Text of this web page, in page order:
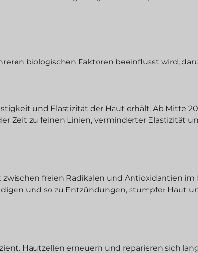
biologischen Faktoren beeinflusst wird,
und Elastizität der Haut erhält. Ab Mitte
Zeit zu feinen Linien, verminderter Elastizität
freien Radikalen und Antioxidantien im
und so zu Entzündungen, stumpfer Haut
Hautzellen erneuern und reparieren sich